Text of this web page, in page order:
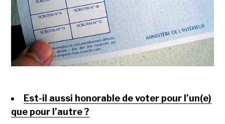
Est-il aussi honorable de voter pour l’un(e)
que pour l’autre ?